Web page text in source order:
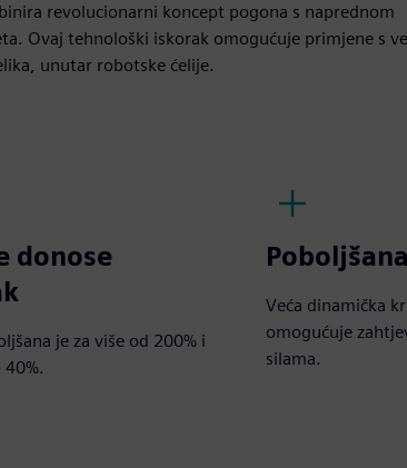
revolucionarni koncept pogona s naprednom
Ovaj tehnološki iskorak omogućuje primjene s
unutar robotske ćelije.
donose
je za više od 200% i
Veća dinamička
omogućuje
silama.